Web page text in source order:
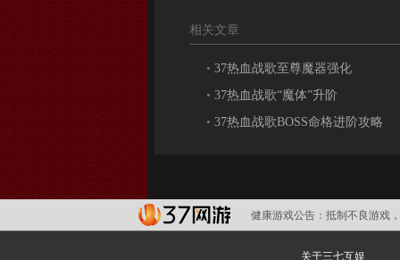
相关文章
• 37热血战歌至尊魔器强化
• 37热血战歌“魔体”升阶
• 37热血战歌BOSS命格进阶攻略
健康游戏公告： 抵制不良游戏
关于三七互娱